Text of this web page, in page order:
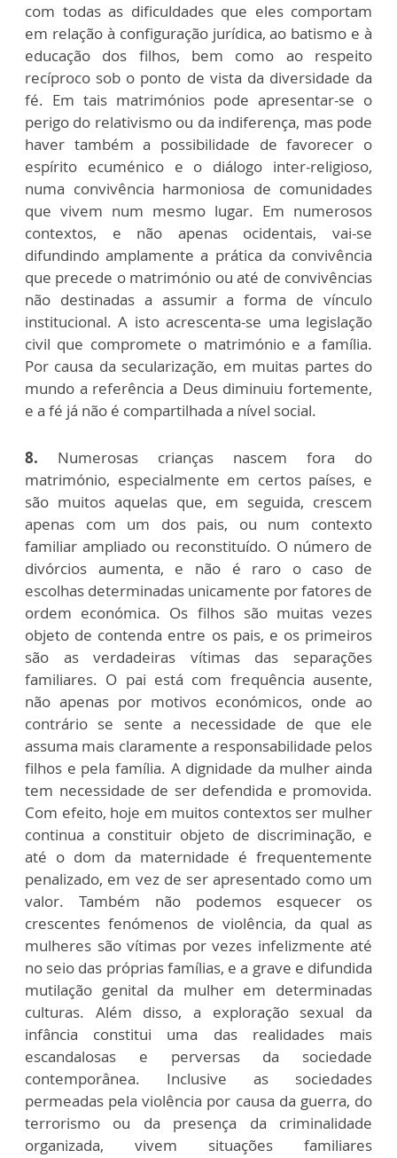
com todas as dificuldades que eles comportam
em relação à configuração jurídica, ao batismo e à
educação dos filhos, bem como ao respeito
recíproco sob o ponto de vista da diversidade da
fé. Em tais matrimónios pode apresentar-se o
perigo do relativismo ou da indiferença, mas pode
haver também a possibilidade de favorecer o
espírito ecuménico e o diálogo inter-religioso,
numa convivência harmoniosa de comunidades
que vivem num mesmo lugar. Em numerosos
contextos, e não apenas ocidentais, vai-se
difundindo amplamente a prática da convivência
que precede o matrimónio ou até de convivências
não destinadas a assumir a forma de vínculo
institucional. A isto acrescenta-se uma legislação
civil que compromete o matrimónio e a família.
Por causa da secularização, em muitas partes do
mundo a referência a Deus diminuiu fortemente,
e a fé já não é compartilhada a nível social.
8.
Numerosas crianças nascem fora do
matrimónio, especialmente em certos países, e
são muitos aquelas que, em seguida, crescem
apenas com um dos pais, ou num contexto
familiar ampliado ou reconstituído. O número de
divórcios aumenta, e não é raro o caso de
escolhas determinadas unicamente por fatores de
ordem económica. Os filhos são muitas vezes
objeto de contenda entre os pais, e os primeiros
são as verdadeiras vítimas das separações
familiares. O pai está com frequência ausente,
não apenas por motivos económicos, onde ao
contrário se sente a necessidade de que ele
assuma mais claramente a responsabilidade pelos
filhos e pela família. A dignidade da mulher ainda
tem necessidade de ser defendida e promovida.
Com efeito, hoje em muitos contextos ser mulher
continua a constituir objeto de discriminação, e
até o dom da maternidade é frequentemente
penalizado, em vez de ser apresentado como um
valor. Também não podemos esquecer os
crescentes fenómenos de violência, da qual as
mulheres são vítimas por vezes infelizmente até
no seio das próprias famílias, e a grave e difundida
mutilação genital da mulher em determinadas
culturas. Além disso, a exploração sexual da
infância constitui uma das realidades mais
escandalosas e perversas da sociedade
contemporânea. Inclusive as sociedades
permeadas pela violência por causa da guerra, do
terrorismo ou da presença da criminalidade
organizada, vivem situações familiares